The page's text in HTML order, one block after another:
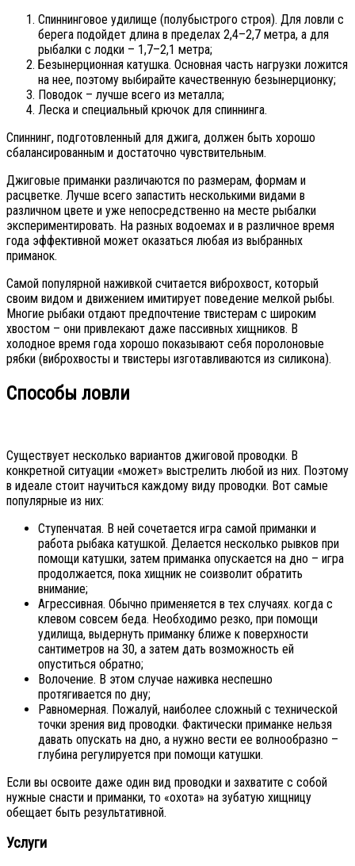
Спиннинговое удилище (полубыстрого строя). Для ловли с
берега подойдет длина в пределах 2,4–2,7 метра, а для
рыбалки с лодки – 1,7–2,1 метра;
Безынерционная катушка. Основная часть нагрузки ложится
на нее, поэтому выбирайте качественную безынерционку;
Поводок – лучше всего из металла;
Леска и специальный крючок для спиннинга.
Спиннинг, подготовленный для джига, должен быть хорошо
сбалансированным и достаточно чувствительным.
Джиговые приманки различаются по размерам, формам и
расцветке. Лучше всего запастить несколькими видами в
различном цвете и уже непосредственно на месте рыбалки
экспериментировать. На разных водоемах и в различное время
года эффективной может оказаться любая из выбранных
приманок.
Самой популярной наживкой считается виброхвост, который
своим видом и движением имитирует поведение мелкой рыбы.
Многие рыбаки отдают предпочтение твистерам с широким
хвостом – они привлекают даже пассивных хищников. В
холодное время года хорошо показывают себя поролоновые
рябки (виброхвосты и твистеры изготавливаются из силикона).
Способы ловли
Существует несколько вариантов джиговой проводки. В
конкретной ситуации «может» выстрелить любой из них. Поэтому
в идеале стоит научиться каждому виду проводки. Вот самые
популярные из них:
Ступенчатая. В ней сочетается игра самой приманки и
работа рыбака катушкой. Делается несколько рывков при
помощи катушки, затем приманка опускается на дно – игра
продолжается, пока хищник не соизволит обратить
внимание;
Агрессивная. Обычно применяется в тех случаях. когда с
клевом совсем беда. Необходимо резко, при помощи
удилища, выдернуть приманку ближе к поверхности
сантиметров на 30, а затем дать возможность ей
опуститься обратно;
Волочение. В этом случае наживка неспешно
протягивается по дну;
Равномерная. Пожалуй, наиболее сложный с технической
точки зрения вид проводки. Фактически приманке нельзя
давать опускать на дно, а нужно вести ее волнообразно –
глубина регулируется при помощи катушки.
Если вы освоите даже один вид проводки и захватите с собой
нужные снасти и приманки, то «охота» на зубатую хищницу
обещает быть результативной.
Услуги